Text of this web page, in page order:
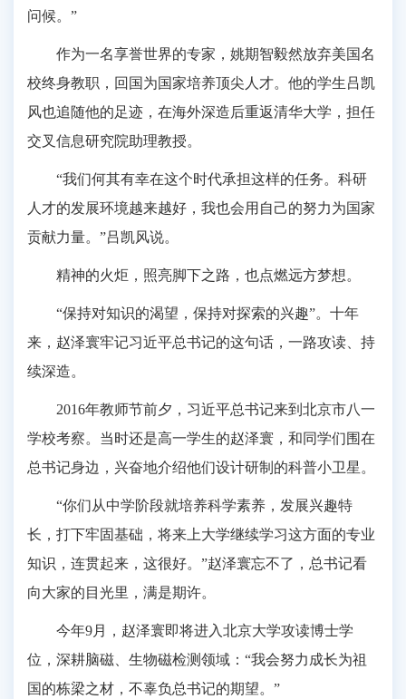
问候。”
作为一名享誉世界的专家，姚期智毅然放弃美国名
校终身教职，回国为国家培养顶尖人才。他的学生吕凯
风也追随他的足迹，在海外深造后重返清华大学，担任
交叉信息研究院助理教授。
“我们何其有幸在这个时代承担这样的任务。科研
人才的发展环境越来越好，我也会用自己的努力为国家
贡献力量。”吕凯风说。
精神的火炬，照亮脚下之路，也点燃远方梦想。
“保持对知识的渴望，保持对探索的兴趣”。十年
来，赵泽寰牢记习近平总书记的这句话，一路攻读、持
续深造。
2016年教师节前夕，习近平总书记来到北京市八一
学校考察。当时还是高一学生的赵泽寰，和同学们围在
总书记身边，兴奋地介绍他们设计研制的科普小卫星。
“你们从中学阶段就培养科学素养，发展兴趣特
长，打下牢固基础，将来上大学继续学习这方面的专业
知识，连贯起来，这很好。”赵泽寰忘不了，总书记看
向大家的目光里，满是期许。
今年9月，赵泽寰即将进入北京大学攻读博士学
位，深耕脑磁、生物磁检测领域：“我会努力成长为祖
国的栋梁之材，不辜负总书记的期望。”